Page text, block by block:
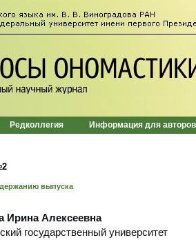
Редколлегия Информация для авторов
выпуска
Ирина Алексеевна
государственный университет